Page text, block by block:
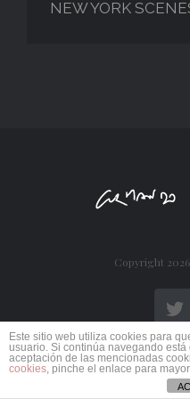
NEW YORK
Copyright
Este sitio web utiliza cookies para
usuario. Si continúa navegando
aceptación de las mencionadas
cookies, pinche el enlace para